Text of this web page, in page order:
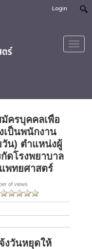
Login
ครบุคคลเพื่อ
เป็นพนักงาน
วัน) ตำแหน่งผู้
ดโรงพยาบาล
พทยศาสตร์
of views
งวันหยุดให้